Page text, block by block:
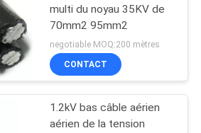
de
10
multi du noyau 35KV de
70mm2 95mm2
negotiable MOQ:200 mètres
CONTACT
1.2kV bas câble aérien
aérien de la tension